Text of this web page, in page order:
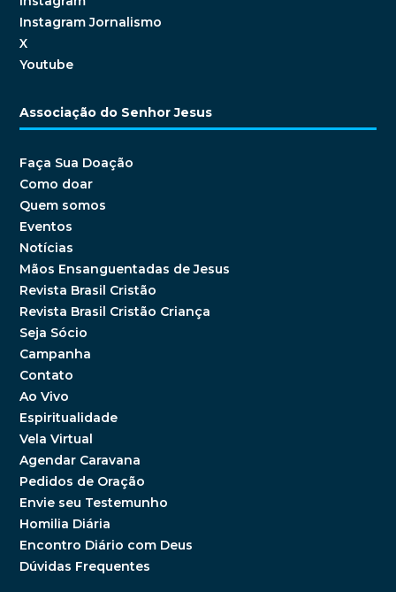
Instagram Jornalismo
X
Youtube
Associação do Senhor Jesus
Faça Sua Doação
Como doar
Quem somos
Eventos
Notícias
Mãos Ensanguentadas de Jesus
Revista Brasil Cristão
Revista Brasil Cristão Criança
Seja Sócio
Campanha
Contato
Ao Vivo
Espiritualidade
Vela Virtual
Agendar Caravana
Pedidos de Oração
Envie seu Testemunho
Homilia Diária
Encontro Diário com Deus
Dúvidas Frequentes